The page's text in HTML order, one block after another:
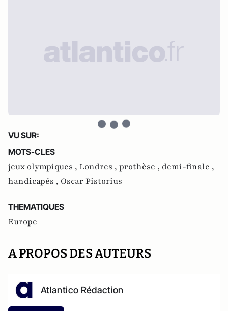
VU SUR:
MOTS-CLES
jeux olympiques , Londres , prothèse , demi-finale ,
handicapés , Oscar Pistorius
THEMATIQUES
Europe
A PROPOS DES AUTEURS
Atlantico Rédaction